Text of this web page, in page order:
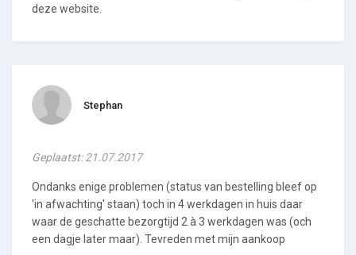
deze website.
Stephan
Geplaatst: 21.07.2017
Ondanks enige problemen (status van bestelling bleef op
'in afwachting' staan) toch in 4 werkdagen in huis daar
waar de geschatte bezorgtijd 2 à 3 werkdagen was (och
een dagje later maar). Tevreden met mijn aankoop